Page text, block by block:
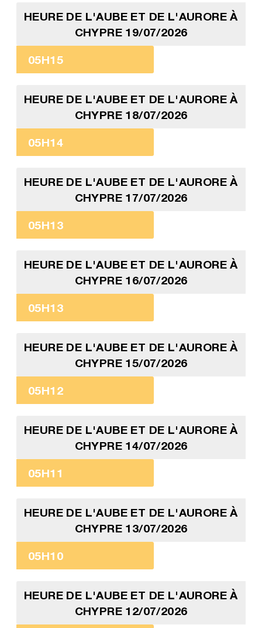
HEURE DE L'AUBE ET DE L'AURORE À
CHYPRE 19/07/2026
05H15
HEURE DE L'AUBE ET DE L'AURORE À
CHYPRE 18/07/2026
05H14
HEURE DE L'AUBE ET DE L'AURORE À
CHYPRE 17/07/2026
05H13
HEURE DE L'AUBE ET DE L'AURORE À
CHYPRE 16/07/2026
05H13
HEURE DE L'AUBE ET DE L'AURORE À
CHYPRE 15/07/2026
05H12
HEURE DE L'AUBE ET DE L'AURORE À
CHYPRE 14/07/2026
05H11
HEURE DE L'AUBE ET DE L'AURORE À
CHYPRE 13/07/2026
05H10
HEURE DE L'AUBE ET DE L'AURORE À
CHYPRE 12/07/2026